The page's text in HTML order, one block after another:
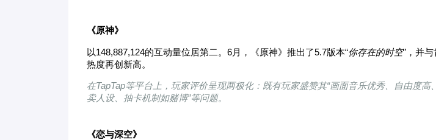
《原神》
以148,887,124的互动量位居第二。6月，《原神》推出了5.7版本“你存在的时空”，并
热度再创新高。
在TapTap等平台上，玩家评价呈现两极化：既有玩家盛赞其“画面音乐优秀、自由度
卖人设、抽卡机制如赌博”等问题。
《恋与深空》